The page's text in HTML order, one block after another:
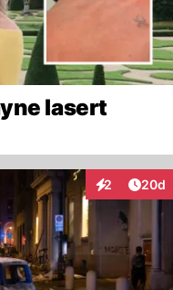
lasert
2
Interaktionen
20d